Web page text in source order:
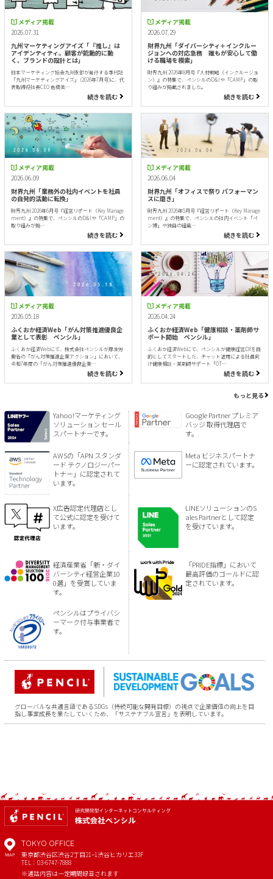
メディア掲載
2026.07.31
九州マーケティングアイズ「『推し』は
アイデンティティ。顧客が能動的に動
く、ブランドの設計とは」
日本マーケティング協会九州支部が発行する季刊誌
「九州マーケティングアイズ」 (2026年7月号)に、代
表取締役社長CEO 倉橋美…
続きを読む
メディア掲載
2026.07.29
財界九州「ダイバーシティ＋インクルー
ジョンへの対応急務 誰もが安心して働
ける職場を模索」
財界九州 2026年8月号『人材戦略（インクルージョ
ン）』の特集で、ペンシルのD&Iや「CAMP」の取
り組みが掲載されました。
続きを読む
メディア掲載
2026.06.09
財界九州「業務外の社内イベントを社員
の自発的活動に転換」
財界九州 2026年6月号『経営リポート（Key Manage
ment）』の特集で、ペンシルのD&Iや「CAMP」の
取り組みが掲…
続きを読む
メディア掲載
2026.06.04
財界九州「オフィスで祭り パフォーマン
スに磨き」
財界九州 2026年5月号『経営リポート（Key Manage
ment）』の特集で、ペンシルの社内イベント「ペ
ン博」や独自の組織…
続きを読む
メディア掲載
2026.05.18
ふくおか経済Web「がん対策推進優良企
業として表彰 ペンシル」
ふくおか経済Webにて、株式会社ペンシルが厚生労
働省の「がん対策推進企業アクション」において、
令和7年度の「がん対策推進優良企業…
続きを読む
メディア掲載
2026.04.24
ふくおか経済Web「健康相談・薬剤師サ
ポート開始 ペンシル」
ふくおか経済Webにて、ペンシルが健康経営DXを目
的としてスタートした、チャット活用による社員向
け健康相談・薬剤師サポート「OT…
続きを読む
もっと見る
Yahoo!マーケティング
ソリューション セール
スパートナーです。
Google Partner プレミア
バッジ 取得代理店で
す。
AWSの「APN スタンダ
ード テクノロジーパー
トナー」に認定されて
います。
Meta ビジネスパートナ
ーに認定されています。
X広告認定代理店とし
て公式に認定を受けて
います。
LINEソリューションのS
ales Partnerとして認定
を受けています。
経済産業省「新・ダイ
バーシティ経営企業10
0選」を受賞していま
す。
「PRIDE指標」において
最高評価のゴールドに認
定されています。
ペンシルはプライバシ
ーマーク付与事業者で
す。
グローバルな共通言語であるSDGs（持続可能な開発目標）の視点で企業価値の向上を目
指し事業成長を果たしていくため、「サステナブル宣言」を表明しています。
MAP
TOKYO OFFICE
東京都渋谷区渋谷2丁目21−1渋谷ヒカリエ33F
TEL：03-6747-7888
※通話内容は一定期間録音されます